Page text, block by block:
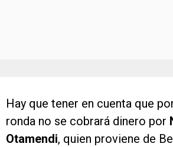
Hay que tener en cuenta que
ronda no se cobrará dinero por
Otamendi, quien proviene de